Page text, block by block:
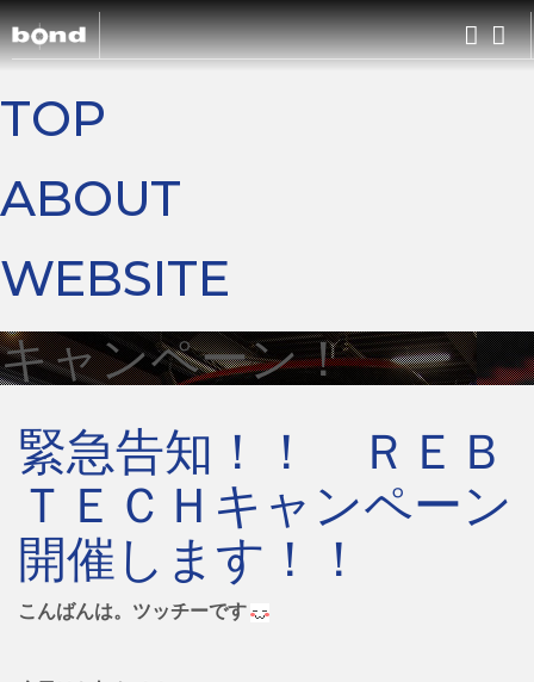
ABOUT
RECRUIT
TOP
ABOUT
WEBSITE
キャンペーン！
緊急告知！！ ＲＥＢ
ＴＥＣＨキャンペーン
開催します！！
こんばんは。ツッチーです